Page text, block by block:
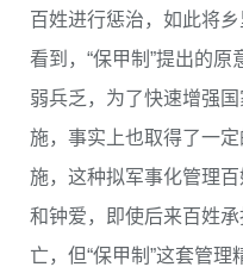
百姓进行惩治，如此将
看到，“保甲制”提出的
弱兵乏，为了快速增强
施，事实上也取得了一定
施，这种拟军事化管理
和钟爱，即使后来百姓
亡，但“保甲制”这套管理